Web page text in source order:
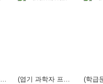
(학급문고 03) 짜장 짬뽕 탕수육
(엽기 과학자 프래니 01) 도시락 괴물이 나타났다